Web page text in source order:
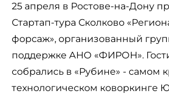
25 апреля в Ростове-на-Дону
Стартап-тура Сколково
форсаж», организованный
поддержке АНО «ФИРОН».
собрались в «Рубине» - самом
технологическом коворкинге